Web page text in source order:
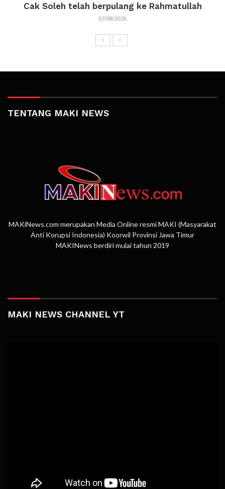
Cak Soleh telah berpulang ke Rahmatullah
07/08/2026
TENTANG MAKI NEWS
MAKiNews.com merupakan Media Online resmi MAKI (Masyarakat
Anti Korupsi Indonesia) Koorwil Provinsi Jawa Timur
MAKINews berdiri mulai tahun 2019
MAKI NEWS CHANNEL YT